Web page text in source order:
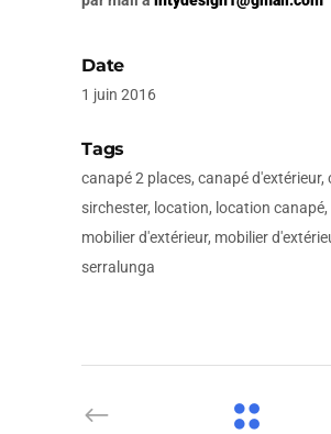
Date
1 juin 2016
Tags
canapé 2 places, canapé d'extérieur,
sirchester, location, location
mobilier d'extérieur, mobilier
serralunga